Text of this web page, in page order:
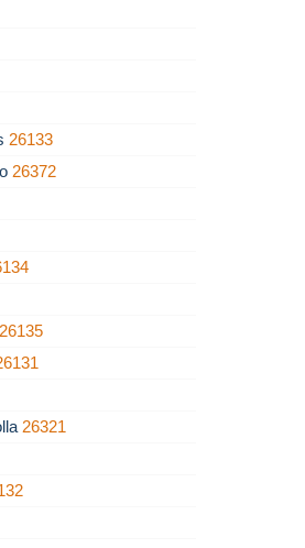
26133
26372
26135
26321